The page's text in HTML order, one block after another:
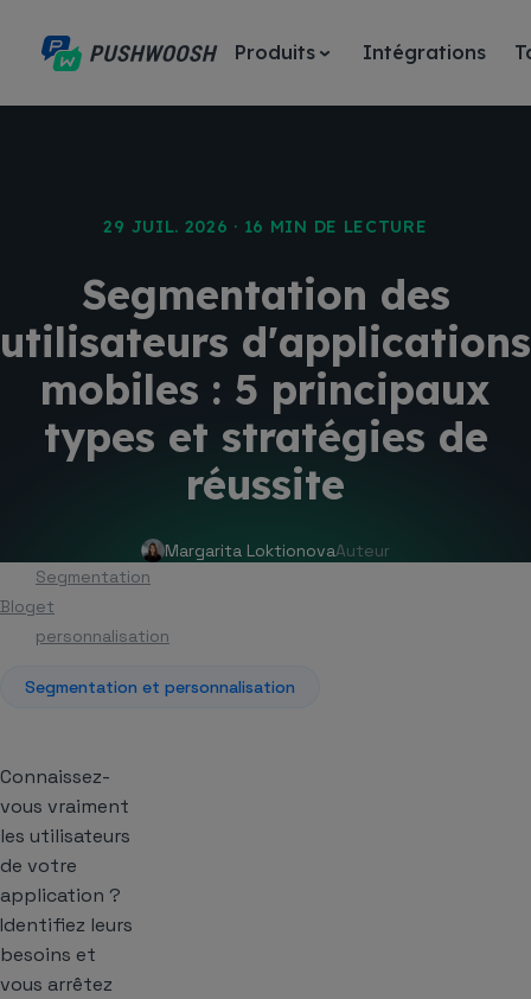
Produits Intégrations
29 JUIL. 2026 · 16 MIN DE LECTURE
Segmentation des
utilisateurs d'applications
mobiles : 5 principaux
types et stratégies de
réussite
Margarita LoktionovaAuteur
Blog
Segmentation
et
personnalisation
Segmentation et personnalisation
Connaissez-
vous vraiment
les utilisateurs
de votre
application ?
Identifiez leurs
besoins et
vous arrêtez